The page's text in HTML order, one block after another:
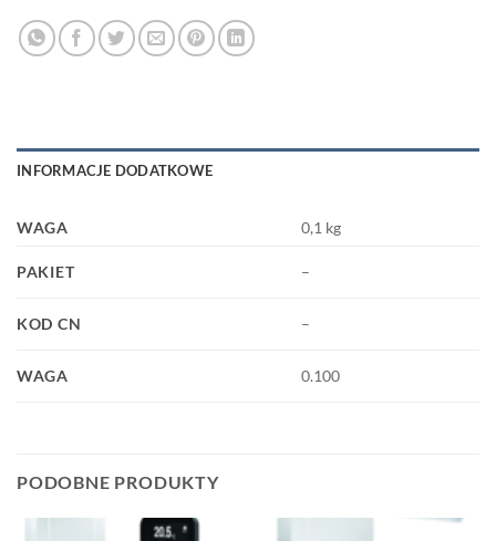
INFORMACJE DODATKOWE
WAGA 0,1 kg
PAKIET –
KOD CN –
WAGA 0.100
PODOBNE PRODUKTY